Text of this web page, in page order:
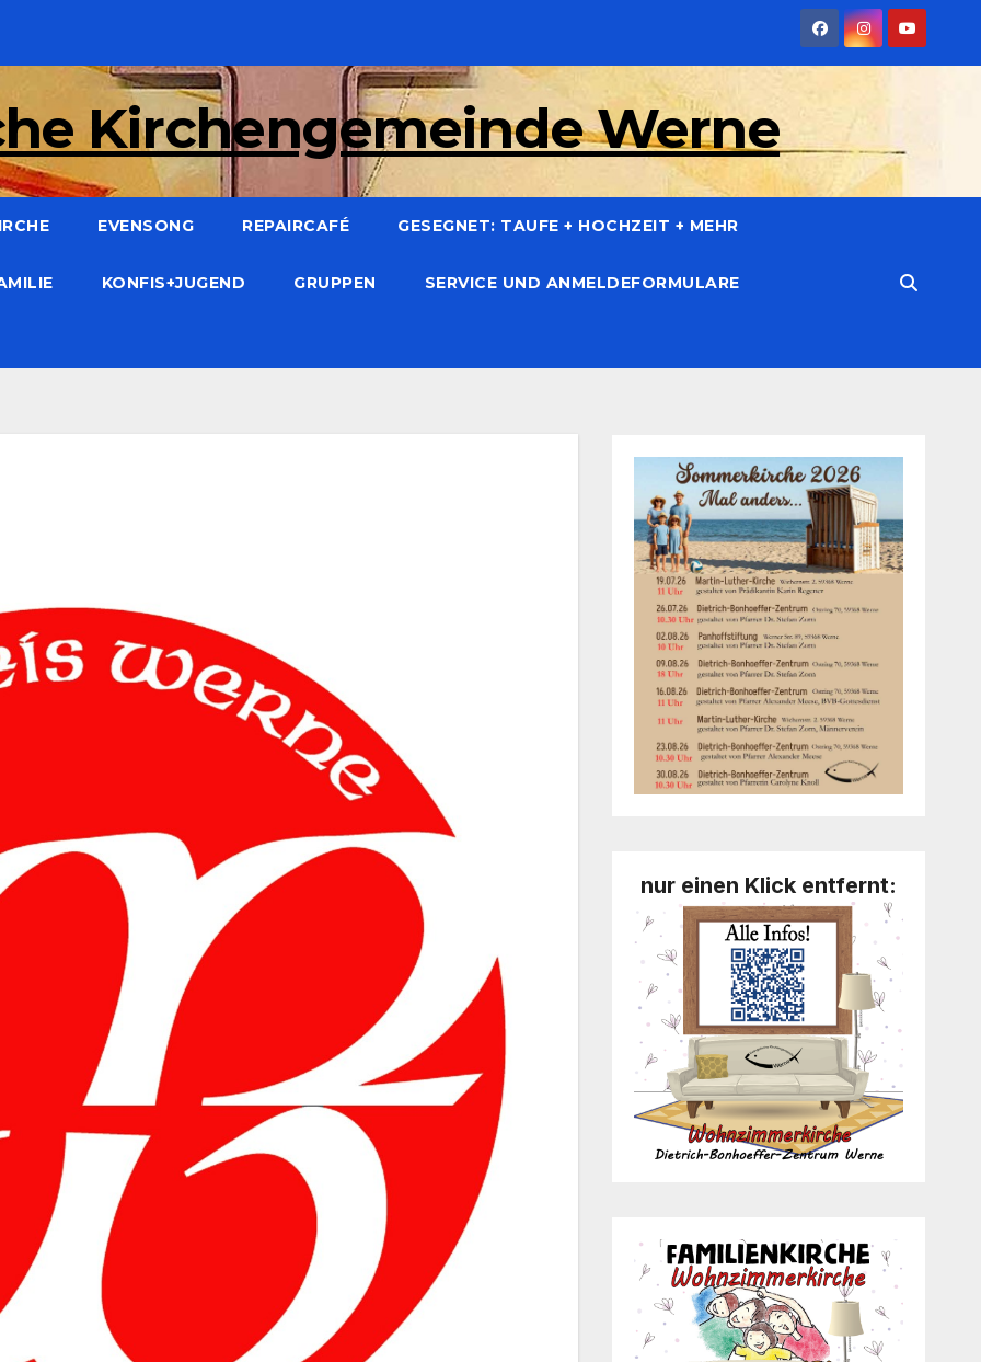
Kirchengemeinde Werne
EVENSONG REPAIRCAFÉ GESEGNET: TAUFE + HOCHZEIT + MEHR
KONFIS+JUGEND GRUPPEN SERVICE UND ANMELDEFORMULARE
nur einen Klick entfernt: